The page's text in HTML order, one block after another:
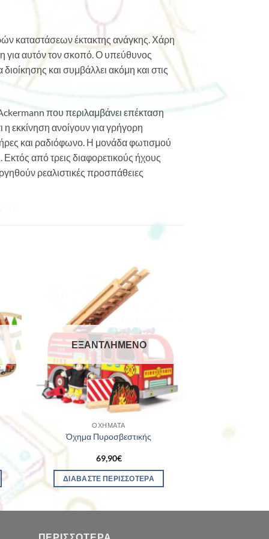
καταστάσεων έκτακτης ανάγκης. Χάρη
για αυτόν τον σκοπό. Ο υπεύθυνος
και συμβάλλει ακόμη και στις
που περιλαμβάνει επέκταση
εκκίνηση ανοίγουν για γρήγορη
και ραδιόφωνο. Η μονάδα φωτισμού
από τρεις διαφορετικούς ήχους
ρεαλιστικές προσπάθειες
ΕΞΑΝΤΛΗΜΈΝΟ
ΟΧΉΜΑΤΑ
Όχημα Πυροσβεστικής
69,90€
ΔΙΑΒΆΣΤΕ ΠΕΡΙΣΣΌΤΕΡΑ